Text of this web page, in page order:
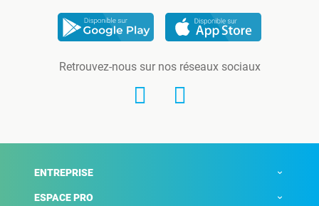
Retrouvez-nous sur nos réseaux sociaux
ENTREPRISE
ESPACE PRO